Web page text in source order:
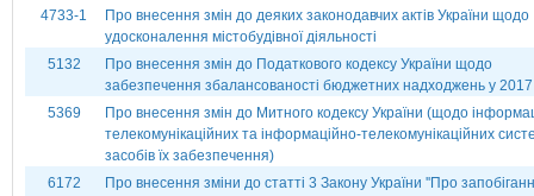
4733-1
Про внесення змін до деяких законодавчих актів України щодо
удосконалення містобудівної діяльності
5132
Про внесення змін до Податкового кодексу України щодо
забезпечення збалансованості бюджетних надходжень у 2017
5369
Про внесення змін до Митного кодексу України (щодо
телекомунікаційних та інформаційно-телекомунікаційних
засобів їх забезпечення)
6172
Про внесення зміни до статті 3 Закону України ''Про